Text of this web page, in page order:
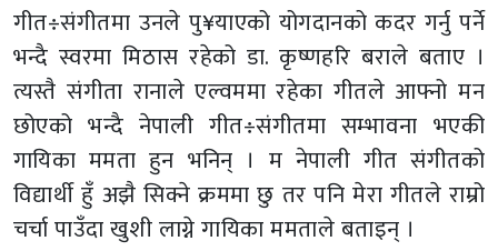
गीत÷संगीतमा उनले पु¥याएको योगदानको कदर गर्नु पर्ने
भन्दै स्वरमा मिठास रहेको डा. कृष्णहरि बराले बताए ।
त्यस्तै संगीता रानाले एल्वममा रहेका गीतले आफ्नो मन
छोएको भन्दै नेपाली गीत÷संगीतमा सम्भावना भएकी
गायिका ममता हुन भनिन् । म नेपाली गीत संगीतको
विद्यार्थी हुँ अझै सिक्ने क्रममा छु तर पनि मेरा गीतले राम्रो
चर्चा पाउँदा खुशी लाग्ने गायिका ममताले बताइन् ।